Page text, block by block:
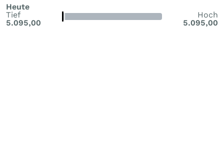
Heute
Tief
5.095,00
Hoch
5.095,00